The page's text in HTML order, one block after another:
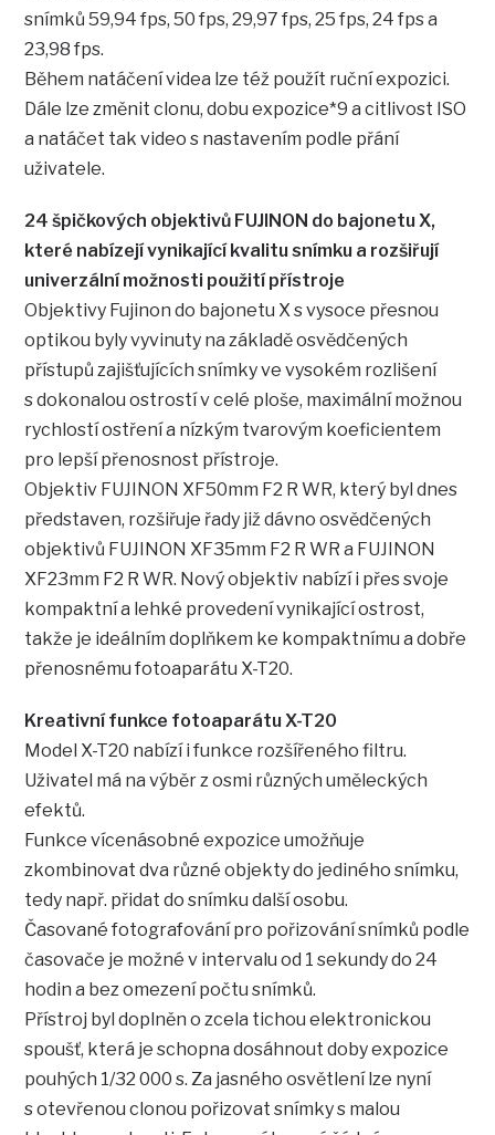
snímků 59,94 fps, 50 fps, 29,97 fps, 25 fps, 24 fps a
23,98 fps.
Během natáčení videa lze též použít ruční expozici.
Dále lze změnit clonu, dobu expozice*9 a citlivost ISO
a natáčet tak video s nastavením podle přání
uživatele.
24 špičkových objektivů FUJINON do bajonetu X,
které nabízejí vynikající kvalitu snímku a rozšiřují
univerzální možnosti použití přístroje
Objektivy Fujinon do bajonetu X s vysoce přesnou
optikou byly vyvinuty na základě osvědčených
přístupů zajišťujících snímky ve vysokém rozlišení
s dokonalou ostrostí v celé ploše, maximální možnou
rychlostí ostření a nízkým tvarovým koeficientem
pro lepší přenosnost přístroje.
Objektiv FUJINON XF50mm F2 R WR, který byl dnes
představen, rozšiřuje řady již dávno osvědčených
objektivů FUJINON XF35mm F2 R WR a FUJINON
XF23mm F2 R WR. Nový objektiv nabízí i přes svoje
kompaktní a lehké provedení vynikající ostrost,
takže je ideálním doplňkem ke kompaktnímu a dobře
přenosnému fotoaparátu X-T20.
Kreativní funkce fotoaparátu X-T20
Model X-T20 nabízí i funkce rozšířeného filtru.
Uživatel má na výběr z osmi různých uměleckých
efektů.
Funkce vícenásobné expozice umožňuje
zkombinovat dva různé objekty do jediného snímku,
tedy např. přidat do snímku další osobu.
Časované fotografování pro pořizování snímků podle
časovače je možné v intervalu od 1 sekundy do 24
hodin a bez omezení počtu snímků.
Přístroj byl doplněn o zcela tichou elektronickou
spoušť, která je schopna dosáhnout doby expozice
pouhých 1/32 000 s. Za jasného osvětlení lze nyní
s otevřenou clonou pořizovat snímky s malou